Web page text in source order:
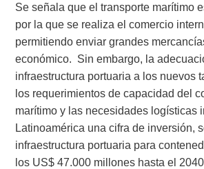
Se señala que el transporte marítimo
por la que se realiza el comercio
permitiendo enviar grandes
económico. Sin embargo, la
infraestructura portuaria a los nuevos
los requerimientos de capacidad del
marítimo y las necesidades logísticas
Latinoamérica una cifra de inversión,
infraestructura portuaria para
los US$ 47.000 millones hasta el